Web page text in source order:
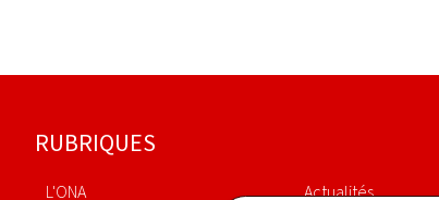
Pied
de
RUBRIQUES
L'ONA Actualités